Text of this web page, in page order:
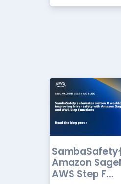
SambaSafety
Amazon
AWS Step F...